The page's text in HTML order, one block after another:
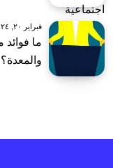
فبراير ٢٠, ٢٠٢٤
ما
والمعدة؟